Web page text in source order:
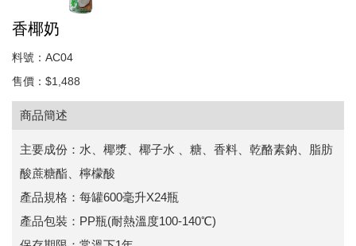
香椰奶
料號：AC04
售價：$1,488
商品簡述
主要成份：水、椰漿、椰子水 、糖、香料、乾酪素鈉、脂肪
酸蔗糖酯、檸檬酸
產品規格：每罐600毫升X24瓶
產品包裝：PP瓶(耐熱溫度100-140℃)